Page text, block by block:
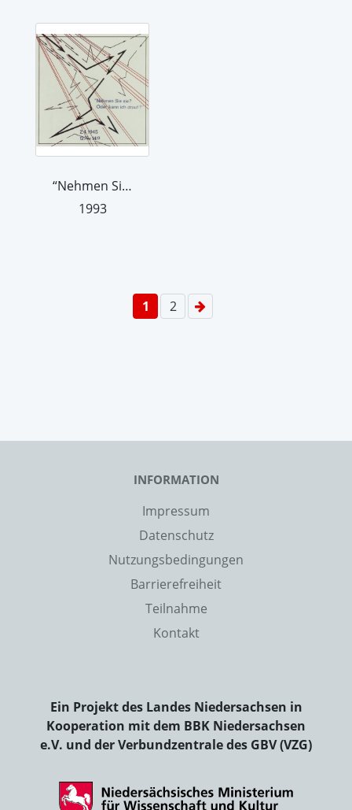
“Nehmen Sie sie? Oder kann ich drauf?...
1993
1 2
INFORMATION
Impressum
Datenschutz
Nutzungsbedingungen
Barrierefreiheit
Teilnahme
Kontakt
Ein Projekt des Landes Niedersachsen in
Kooperation mit dem BBK Niedersachsen
e.V. und der Verbundzentrale des GBV (VZG)